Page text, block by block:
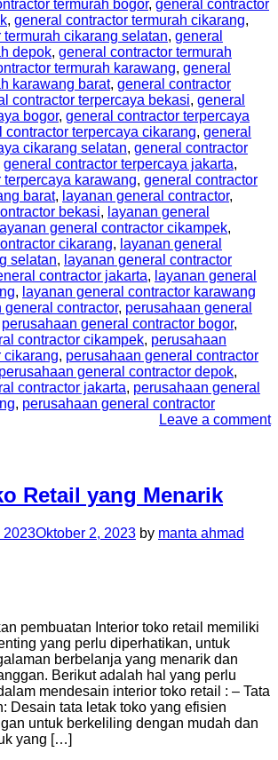
termurah bogor, general contractor
, general contractor termurah cikarang,
cikarang selatan, general
depok, general contractor termurah
termurah karawang, general
karawang barat, general contractor
contractor terpercaya bekasi, general
bogor, general contractor terpercaya
contractor terpercaya cikarang, general
cikarang selatan, general contractor
general contractor terpercaya jakarta,
karawang, general contractor
barat, layanan general contractor,
bekasi, layanan general
layanan general contractor cikampek,
cikarang, layanan general
selatan, layanan general contractor
contractor jakarta, layanan general
, layanan general contractor karawang
general contractor, perusahaan general
perusahaan general contractor bogor,
contractor cikampek, perusahaan
cikarang, perusahaan general contractor
perusahaan general contractor depok,
contractor jakarta, perusahaan general
, perusahaan general contractor
Leave a comment
Retail yang Menarik
2023Oktober 2, 2023 by manta ahmad
pembuatan Interior toko retail memiliki
yang perlu diperhatikan, untuk
berbelanja yang menarik dan
Berikut adalah hal yang perlu
mendesain interior toko retail : – Tata
Desain tata letak toko yang efisien
untuk berkeliling dengan mudah dan
yang […]